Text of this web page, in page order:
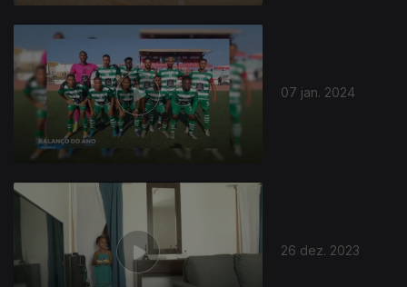
07 jan. 2024
26 dez. 2023